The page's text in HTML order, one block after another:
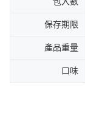
保存期限
產品重量
口味